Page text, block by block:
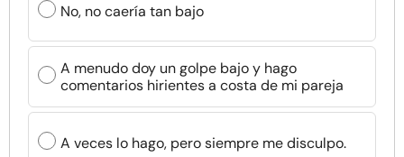
No, no caería tan bajo
A menudo doy un golpe bajo y hago
comentarios hirientes a costa de mi pareja
A veces lo hago, pero siempre me disculpo.